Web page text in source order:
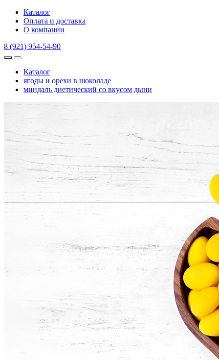
Каталог
Оплата и доставка
О компании
8 (921) 954-54-90
Каталог
ягоды и орехи в шоколаде
миндаль диетический со вкусом дыни